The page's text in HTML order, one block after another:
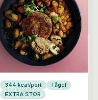
344 kcal/port
Fågel
EXTRA STOR